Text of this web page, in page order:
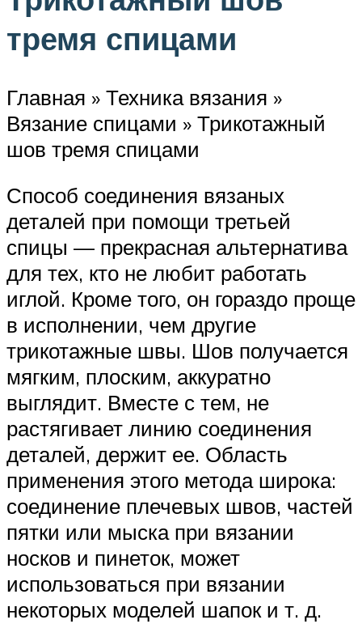
тремя спицами
Главная » Техника вязания »
Вязание спицами » Трикотажный
шов тремя спицами
Способ соединения вязаных
деталей при помощи третьей
спицы — прекрасная альтернатива
для тех, кто не любит работать
иглой. Кроме того, он гораздо проще
в исполнении, чем другие
трикотажные швы. Шов получается
мягким, плоским, аккуратно
выглядит. Вместе с тем, не
растягивает линию соединения
деталей, держит ее. Область
применения этого метода широка:
соединение плечевых швов, частей
пятки или мыска при вязании
носков и пинеток, может
использоваться при вязании
некоторых моделей шапок и т. д.